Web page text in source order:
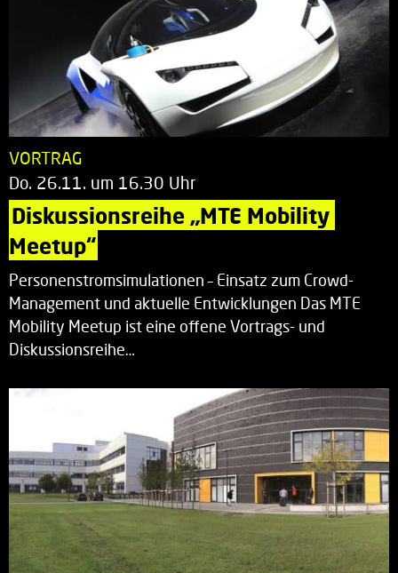
VORTRAG
Do. 26.11. um 16.30 Uhr
Diskussionsreihe „MTE Mobility
Meetup“
Personenstromsimulationen – Einsatz zum Crowd-
Management und aktuelle Entwicklungen Das MTE
Mobility Meetup ist eine offene Vortrags- und
Diskussionsreihe…